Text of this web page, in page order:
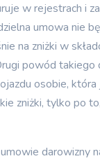
w rejestrach i
umowa nie
na zniżki w
powód takiego
osobie, która
zniżki, tylko po
darowizny